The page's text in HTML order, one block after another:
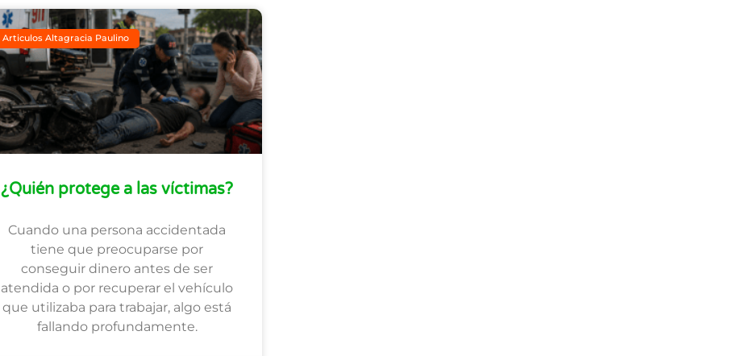
Articulos Altagracia Paulino
¿Quién protege a las víctimas?
Cuando una persona accidentada
tiene que preocuparse por
conseguir dinero antes de ser
atendida o por recuperar el vehículo
que utilizaba para trabajar, algo está
fallando profundamente.